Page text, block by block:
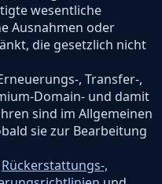
wesentliche
Ausnahmen oder
die gesetzlich nicht
, Transfer-,
Domain- und damit
sind im Allgemeinen
sie zur Bearbeitung
Rückerstattungs-,